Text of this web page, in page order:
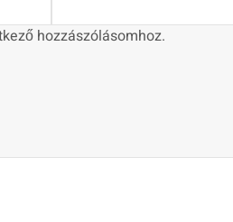
hozzászólásomhoz.